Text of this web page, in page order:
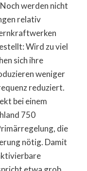
werden nicht
relativ
Wird zu viel
sich ihre
weniger
reduziert.
bei einem
750
die
nötig. Damit